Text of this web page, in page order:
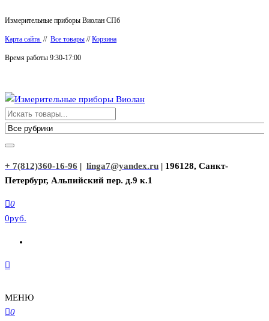
к
содержимому
Измерительные приборы Виолан СПб
Карта сайта // Все товары //Корзина
Время работы 9:30-17:00
Измерительные приборы Виолан
+ 7(812)360-16-96 | linga7@yandex.ru | 196128, Санкт-
Петербург, Альпийский пер. д.9 к.1
0
0руб.
МЕНЮ
0